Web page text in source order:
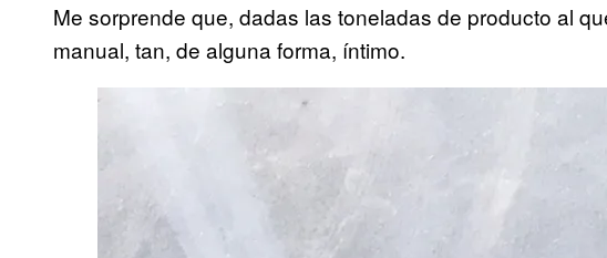
Me sorprende que, dadas las toneladas de producto al
manual, tan, de alguna forma, íntimo.